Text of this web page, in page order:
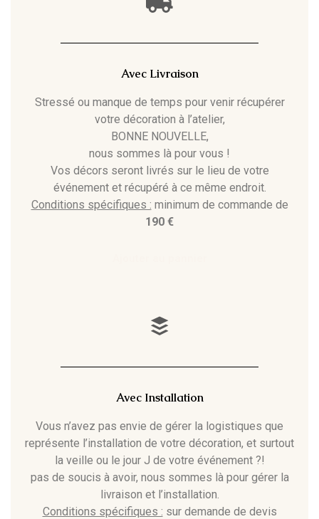
Avec Livraison
Stressé ou manque de temps pour venir récupérer
votre décoration à l’atelier,
BONNE NOUVELLE,
nous sommes là pour vous !
Vos décors seront livrés sur le lieu de votre
événement et récupéré à ce même endroit.
Conditions spécifiques : minimum de commande de
190 €
Avec Installation
Vous n’avez pas envie de gérer la logistiques que
représente l’installation de votre décoration, et surtout
la veille ou le jour J de votre événement ?!
pas de soucis à avoir, nous sommes là pour gérer la
livraison et l’installation.
Conditions spécifiques : sur demande de devis